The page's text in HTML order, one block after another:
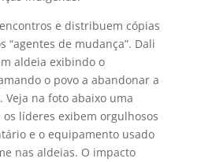
e distribuem cópias
“agentes de mudança”. Dali
aldeia exibindo o
o povo a abandonar a
na foto abaixo uma
líderes exibem orgulhosos
e o equipamento usado
nas aldeias. O impacto